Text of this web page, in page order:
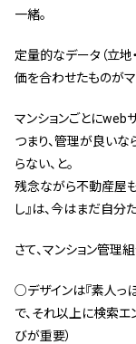
一緒。
定量的なデータ（立地
価を合わせたものが
マンションごとにweb
つまり、管理が良い
らない、と。
残念ながら不動産屋
し』は、今はまだ自分
さて、マンション管理
○デザインは『素人っ
で、それ以上に検索エ
びが重要）
無料よろづ相
会社案内
会社概要
スタッフ紹介 »
実績・お客様